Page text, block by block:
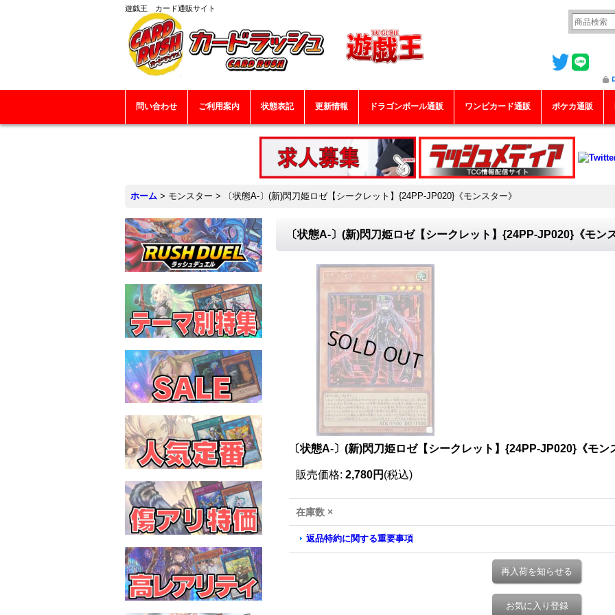
遊戯王 カード通販サイト
問い合わせ ご利用案内 状態表記 更新情報 ドラゴンボール通販 ワンピカード通販 ポケカ通販
ホーム > モンスター > 〔状態A-〕(新)閃刀姫ロゼ【シークレット】{24PP-JP020}《モンスター》
〔状態A-〕(新)閃刀姫ロゼ【シークレット】{24PP-JP020}《モン
〔状態A-〕(新)閃刀姫ロゼ【シークレット】{24PP-JP020}《モン
販売価格: 2,780円 (税込)
在庫数 ×
返品特約に関する重要事項
再入荷を知らせる
お気に入り登録